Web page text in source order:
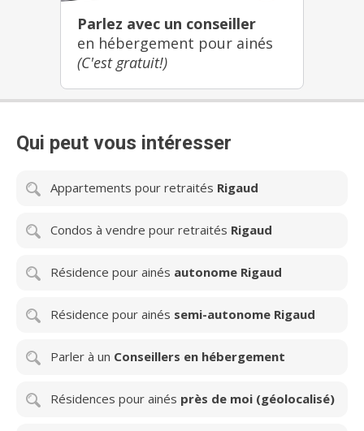
Parlez avec un conseiller
en hébergement pour ainés
(C'est gratuit!)
Qui peut vous intéresser
Appartements pour retraités Rigaud
Condos à vendre pour retraités Rigaud
Résidence pour ainés autonome Rigaud
Résidence pour ainés semi-autonome Rigaud
Parler à un Conseillers en hébergement
Résidences pour ainés près de moi (géolocalisé)